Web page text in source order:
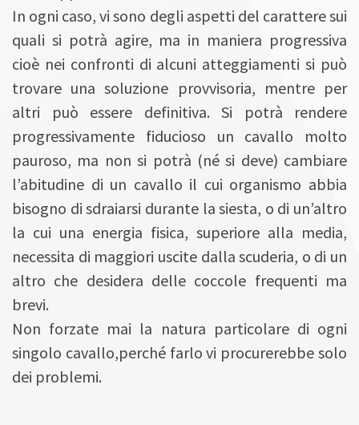
In ogni caso, vi sono degli aspetti del carattere sui
quali si potrà agire, ma in maniera progressiva
cioè nei confronti di alcuni atteggiamenti si può
trovare una soluzione provvisoria, mentre per
altri può essere definitiva. Si potrà rendere
progressivamente fiducioso un cavallo molto
pauroso, ma non si potrà (né si deve) cambiare
l’abitudine di un cavallo il cui organismo abbia
bisogno di sdraiarsi durante la siesta, o di un’altro
la cui una energia fisica, superiore alla media,
necessita di maggiori uscite dalla scuderia, o di un
altro che desidera delle coccole frequenti ma
brevi.
Non forzate mai la natura particolare di ogni
singolo cavallo,perché farlo vi procurerebbe solo
dei problemi.